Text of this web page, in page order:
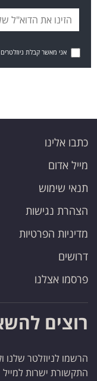
אני מאשר קבלת ניוזלטרים
כתבו אלינו
מייל אדום
תנאי שימוש
הצהרת נגישות
מדיניות הפרטיות
דרושים
פרסמו אצלנו
רוצים
הרשמו לניוזלטר שלנו
התקשורת ישרות למייל